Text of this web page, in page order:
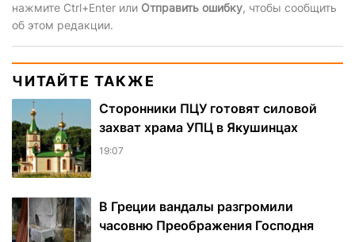
нажмите Ctrl+Enter или Отправить ошибку, чтобы сообщить
об этом редакции.
ЧИТАЙТЕ ТАКЖЕ
Сторонники ПЦУ готовят силовой
захват храма УПЦ в Якушинцах
19:07
В Греции вандалы разгромили
часовню Преображения Господня